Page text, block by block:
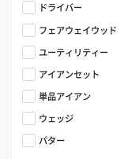
ドライバー
フェアウェイウッド
ユーティリティー
アイアンセット
単品アイアン
ウェッジ
パター